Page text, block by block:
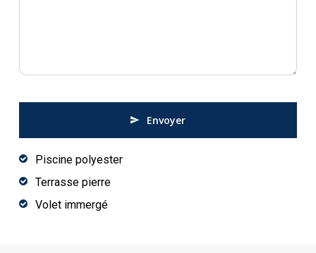
Envoyer
This
should
be
Piscine polyester
Terrasse pierre
Volet immergé